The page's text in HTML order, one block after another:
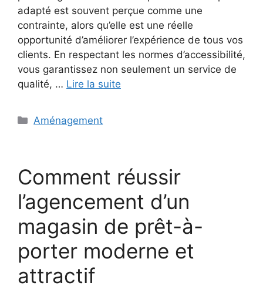
adapté est souvent perçue comme une
contrainte, alors qu’elle est une réelle
opportunité d’améliorer l’expérience de tous vos
clients. En respectant les normes d’accessibilité,
vous garantissez non seulement un service de
qualité, … Lire la suite
Catégories
Aménagement
Comment réussir
l’agencement d’un
magasin de prêt-à-
porter moderne et
attractif